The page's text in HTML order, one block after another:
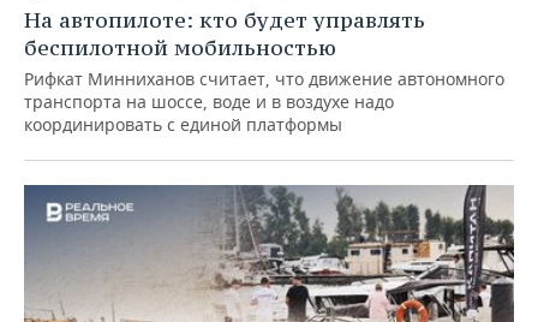
На автопилоте: кто будет управлять
беспилотной мобильностью
Рифкат Минниханов считает, что движение автономного
транспорта на шоссе, воде и в воздухе надо
координировать с единой платформы